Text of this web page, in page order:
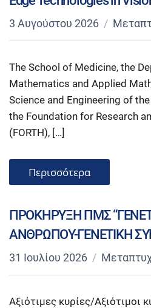
3 Αυγούστου 2026
The School of Medicine, the
Mathematics and Applied
Science and Engineering of
the Foundation for Research
(FORTH), […]
Περισσότερα
ΠΡΟΚΗΡΥΞΗ ΠΜΣ
ΑΝΘΡΩΠΟΥ-ΓΕΝΕΤΙΚΗ
31 Ιουλίου 2026
Αξιότιμες κυρίες/Αξιότιμοι